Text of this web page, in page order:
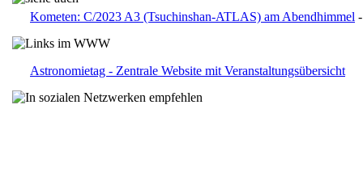
Kometen: C/2023 A3 (Tsuchinshan-ATLAS) am Abendhimmel
Astronomietag - Zentrale Website mit Veranstaltungsübersicht